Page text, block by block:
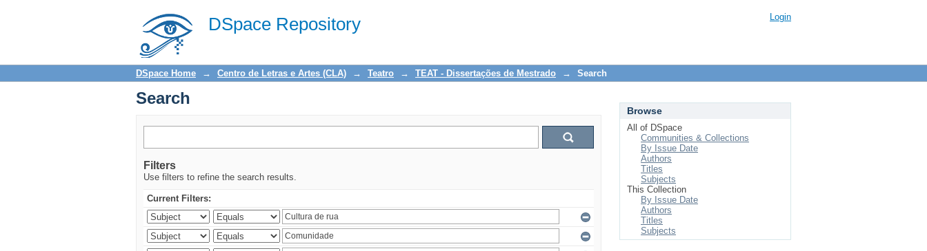
DSpace Repository
Search Login
DSpace Home → Centro de Letras e Artes (CLA) → Teatro → TEAT - Dissertações de Mestrado → Search
Search
Filters
Use filters to refine the search results.
Current Filters:
Browse
All of DSpace
Communities & Collections
By Issue Date
Authors
Titles
Subjects
This Collection
By Issue Date
Authors
Titles
Subjects